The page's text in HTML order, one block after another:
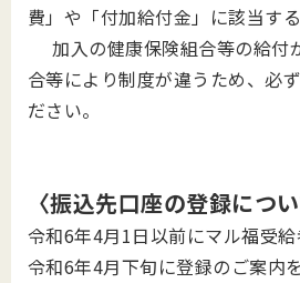
費」や「付加給付金」に該当す
加入の健康保険組合等の給付
合等により制度が違うため、必
ださい。
〈振込先口座の登録につい
令和6年4月1日以前にマル福受給
令和6年4月下旬に登録のご案内